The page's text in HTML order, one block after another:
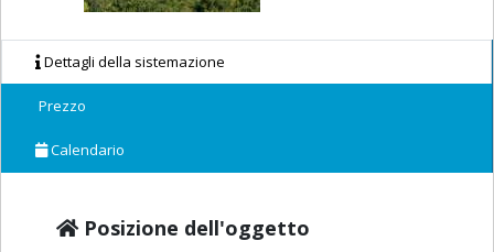
Dettagli della sistemazione
Prezzo
Calendario
Posizione dell'oggetto